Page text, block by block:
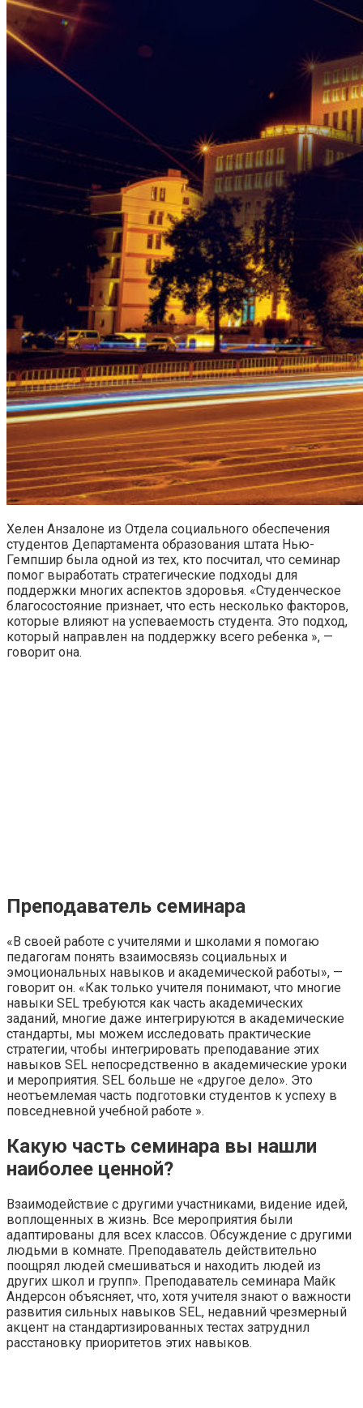
Хелен Анзалоне из Отдела социального обеспечения
студентов Департамента образования штата Нью-
Гемпшир была одной из тех, кто посчитал, что семинар
помог выработать стратегические подходы для
поддержки многих аспектов здоровья. «Студенческое
благосостояние признает, что есть несколько факторов,
которые влияют на успеваемость студента. Это подход,
который направлен на поддержку всего ребенка », —
говорит она.
Преподаватель семинара
«В своей работе с учителями и школами я помогаю
педагогам понять взаимосвязь социальных и
эмоциональных навыков и академической работы», —
говорит он. «Как только учителя понимают, что многие
навыки SEL требуются как часть академических
заданий, многие даже интегрируются в академические
стандарты, мы можем исследовать практические
стратегии, чтобы интегрировать преподавание этих
навыков SEL непосредственно в академические уроки
и мероприятия. SEL больше не «другое дело». Это
неотъемлемая часть подготовки студентов к успеху в
повседневной учебной работе ».
Какую часть семинара вы нашли
наиболее ценной?
Взаимодействие с другими участниками, видение идей,
воплощенных в жизнь. Все мероприятия были
адаптированы для всех классов. Обсуждение с другими
людьми в комнате. Преподаватель действительно
поощрял людей смешиваться и находить людей из
других школ и групп». Преподаватель семинара Майк
Андерсон объясняет, что, хотя учителя знают о важности
развития сильных навыков SEL, недавний чрезмерный
акцент на стандартизированных тестах затруднил
расстановку приоритетов этих навыков.